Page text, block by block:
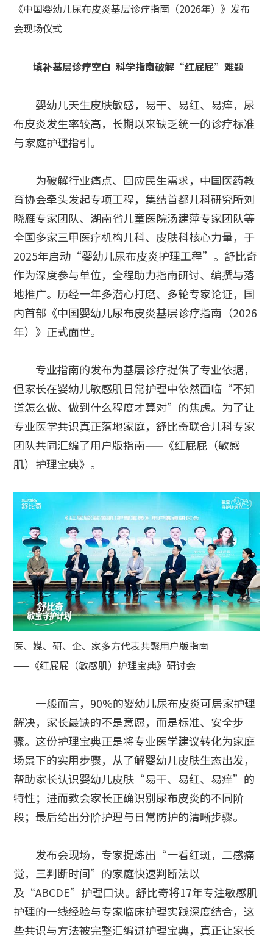
《中国婴幼儿尿布皮炎基层诊疗指南（2026年）》发布
会现场仪式
填补基层诊疗空白 科学指南破解“红屁屁”难题
婴幼儿天生皮肤敏感，易干、易红、易痒，尿
布皮炎发生率较高，长期以来缺乏统一的诊疗标准
与家庭护理指引。
为破解行业痛点、回应民生需求，中国医药教
育协会牵头发起专项工程，集结首都儿科研究所刘
晓雁专家团队、湖南省儿童医院汤建萍专家团队等
全国多家三甲医疗机构儿科、皮肤科核心力量，于
2025年启动“婴幼儿尿布皮炎护理工程”。舒比奇
作为深度参与单位，全程助力指南研讨、编撰与落
地推广。历经一年多潜心打磨、多轮专家论证，国
内首部《中国婴幼儿尿布皮炎基层诊疗指南（2026
年）》正式面世。
专业指南的发布为基层诊疗提供了专业依据，
但家长在婴幼儿敏感肌日常护理中依然面临“不知
道怎么做、做到什么程度才算对”的焦虑。为了让
专业医学共识真正落地家庭，舒比奇联合儿科专家
团队共同汇编了用户版指南——《红屁屁（敏感
肌）护理宝典》。
医、媒、研、企、家多方代表共聚用户版指南
——《红屁屁（敏感肌）护理宝典》研讨会
一般而言，90%的婴幼儿尿布皮炎可居家护理
解决，家长最缺的不是意愿，而是标准、安全步
骤。这份护理宝典正是将专业医学建议转化为家庭
场景下的实用步骤，从了解婴幼儿皮肤生态出发，
帮助家长认识婴幼儿皮肤“易干、易红、易痒”的
特性；进而教会家长正确识别尿布皮炎的不同阶
段；最后给出分阶护理与日常防护的清晰步骤。
发布会现场，专家提炼出“一看红斑，二感痛
觉，三判断时间”的家庭快速判断法以
及“ABCDE”护理口诀。舒比奇将17年专注敏感肌
护理的一线经验与专家临床护理实践深度结合，这
些共识与方法被完整汇编进护理宝典，真正让家长